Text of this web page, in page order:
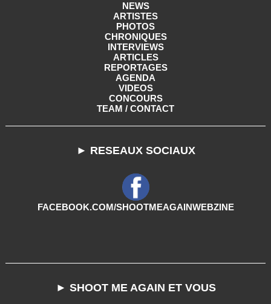
NEWS
ARTISTES
PHOTOS
CHRONIQUES
INTERVIEWS
ARTICLES
REPORTAGES
AGENDA
VIDEOS
CONCOURS
TEAM / CONTACT
► RESEAUX SOCIAUX
FACEBOOK.COM/SHOOTMEAGAINWEBZINE
► SHOOT ME AGAIN ET VOUS